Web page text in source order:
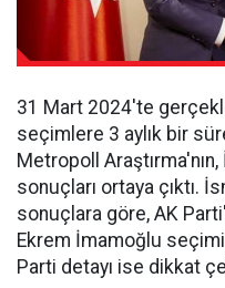
31 Mart 2024'te
seçimlere 3 aylık bir
Metropoll
sonuçları ortaya çıktı.
sonuçlara göre, AK
Ekrem İmamoğlu
Parti detayı ise dikkat